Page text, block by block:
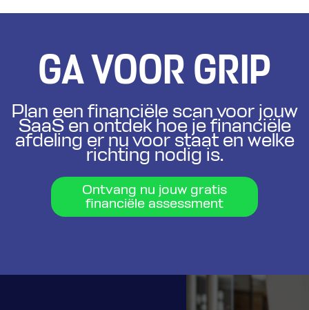
GA VOOR GRIP
Plan een financiële scan voor jouw
SaaS en ontdek hoe je financiële
afdeling er nu voor staat en welke
richting nodig is.
Ontvang nu jouw gratis
financiële assessment